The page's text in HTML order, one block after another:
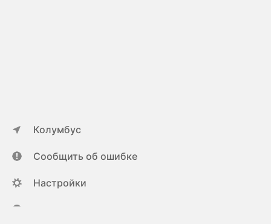
Колумбус
Сообщить об ошибке
Настройки